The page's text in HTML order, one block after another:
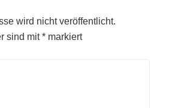
wird nicht veröffentlicht.
sind mit* markiert